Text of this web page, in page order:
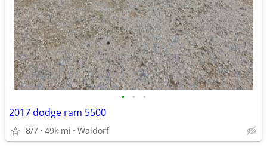
• • •
2017 dodge ram 5500
8/7 49k mi Waldorf